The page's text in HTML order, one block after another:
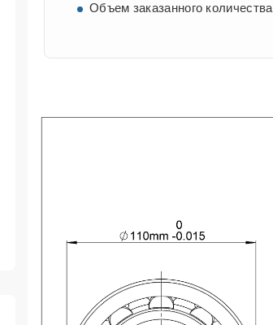
Объем заказанного количества